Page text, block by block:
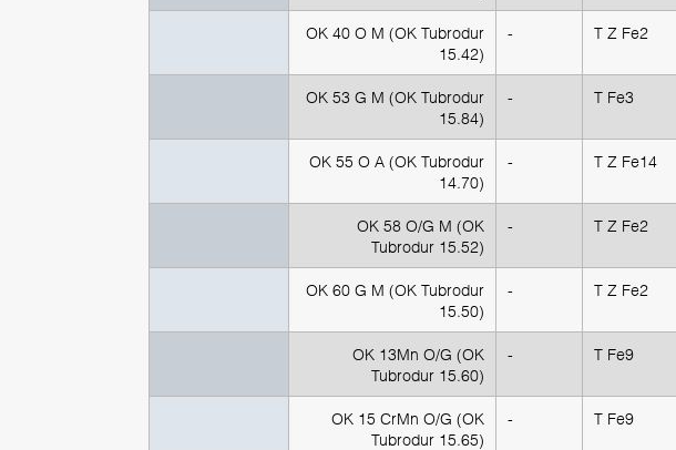
OK 40 O M (ОК Tubrodur
15.42)
- T Z Fe2
OK 53 G M (ОК Tubrodur
15.84)
- T Fe3
OK 55 O A (ОК Tubrodur
14.70)
- T Z Fe14
OK 58 O/G M (ОК
Tubrodur 15.52)
- T Z Fe2
OK 60 G M (ОК Tubrodur
15.50)
- T Z Fe2
OK 13Mn O/G (ОК
Tubrodur 15.60)
- T Fe9
OK 15 CrMn O/G (ОК
Tubrodur 15.65)
- T Fe9